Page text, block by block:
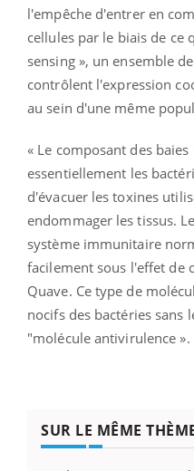
l'empêche d'entrer en
cellules par le biais de ce
sensing », un ensemble
contrôlent l'expression
au sein d'une même
« Le composant des
essentiellement les
d'évacuer les toxines
endommager les tissus.
système immunitaire
facilement sous l'effet de
Quave. Ce type de
nocifs des bactéries sans
"molécule antivirulence ».
SUR LE MÊME